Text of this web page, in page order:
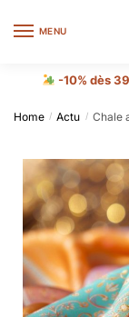
MENU
-10% dès
Home / Actu / Chale